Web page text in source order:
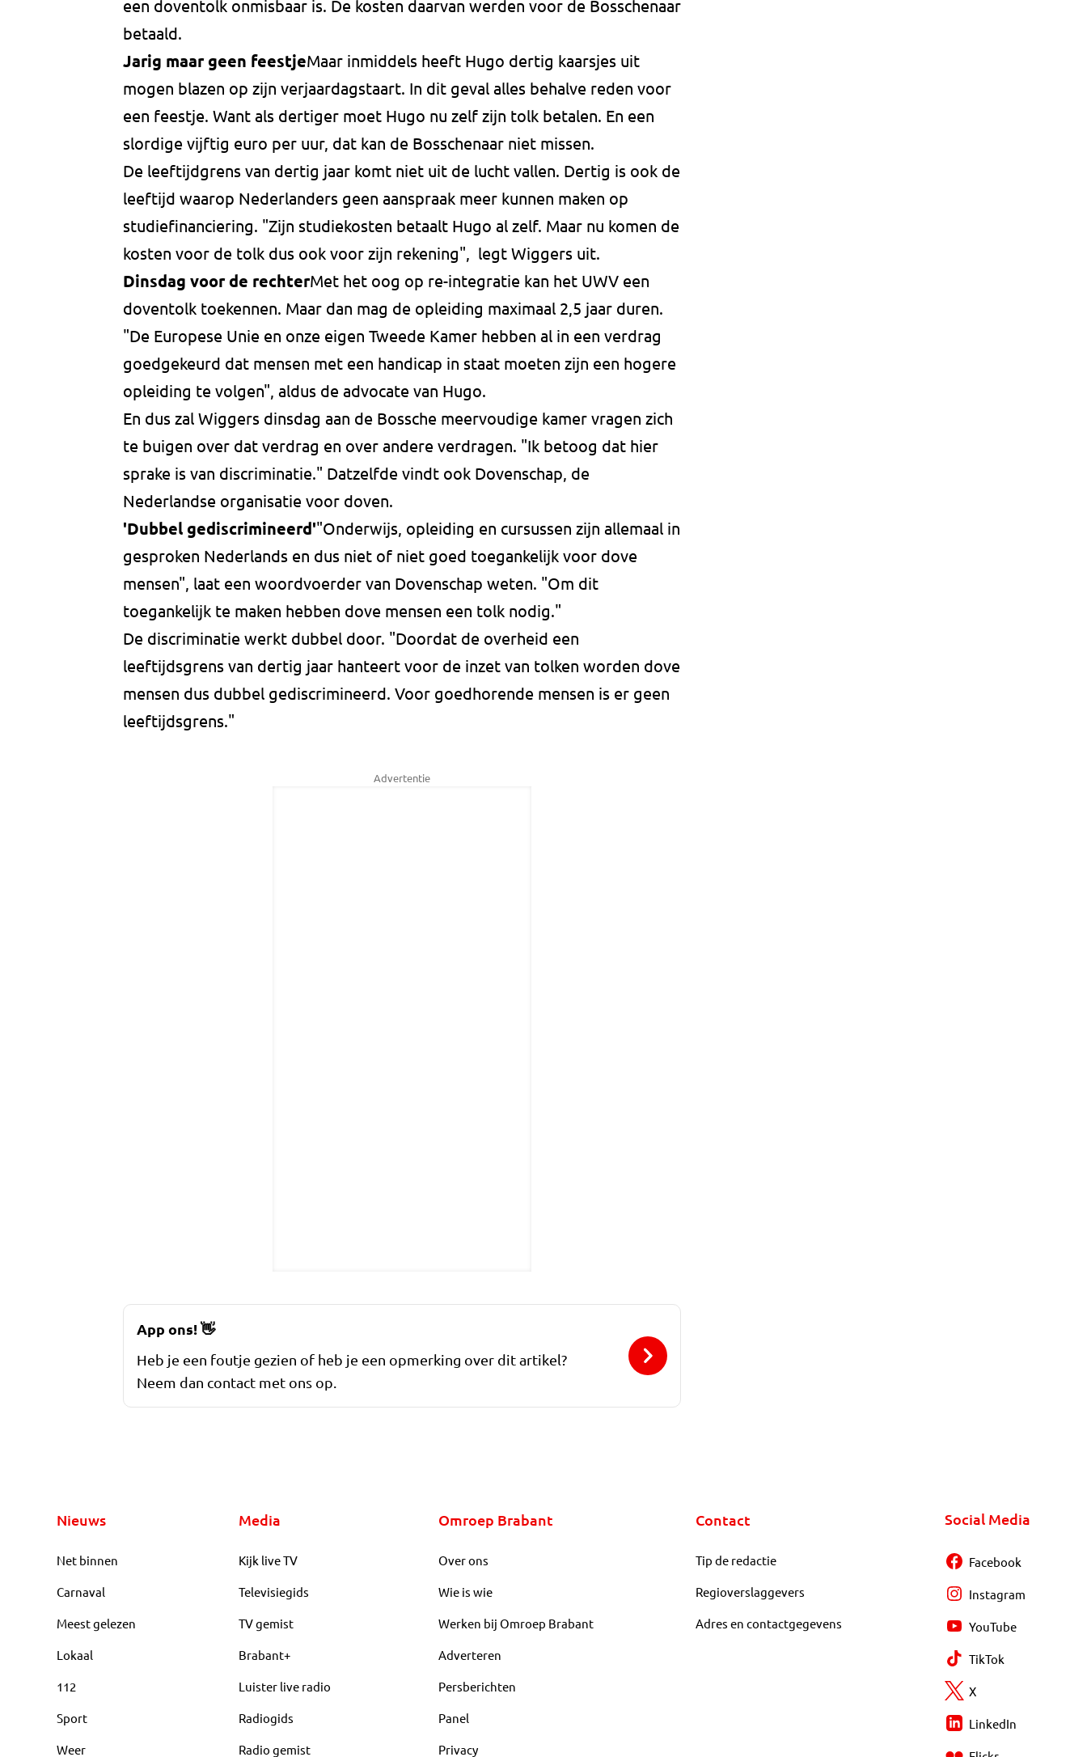
een doventolk onmisbaar is. De kosten daarvan werden voor de Bosschenaar
betaald.
Jarig maar geen feestjeMaar inmiddels heeft Hugo dertig kaarsjes uit
mogen blazen op zijn verjaardagstaart. In dit geval alles behalve reden voor
een feestje. Want als dertiger moet Hugo nu zelf zijn tolk betalen. En een
slordige vijftig euro per uur, dat kan de Bosschenaar niet missen.
De leeftijdgrens van dertig jaar komt niet uit de lucht vallen. Dertig is ook de
leeftijd waarop Nederlanders geen aanspraak meer kunnen maken op
studiefinanciering. "Zijn studiekosten betaalt Hugo al zelf. Maar nu komen de
kosten voor de tolk dus ook voor zijn rekening", legt Wiggers uit.
Dinsdag voor de rechterMet het oog op re-integratie kan het UWV een
doventolk toekennen. Maar dan mag de opleiding maximaal 2,5 jaar duren.
"De Europese Unie en onze eigen Tweede Kamer hebben al in een verdrag
goedgekeurd dat mensen met een handicap in staat moeten zijn een hogere
opleiding te volgen", aldus de advocate van Hugo.
En dus zal Wiggers dinsdag aan de Bossche meervoudige kamer vragen zich
te buigen over dat verdrag en over andere verdragen. "Ik betoog dat hier
sprake is van discriminatie." Datzelfde vindt ook Dovenschap, de
Nederlandse organisatie voor doven.
'Dubbel gediscrimineerd'"Onderwijs, opleiding en cursussen zijn allemaal in
gesproken Nederlands en dus niet of niet goed toegankelijk voor dove
mensen", laat een woordvoerder van Dovenschap weten. "Om dit
toegankelijk te maken hebben dove mensen een tolk nodig."
De discriminatie werkt dubbel door. "Doordat de overheid een
leeftijdsgrens van dertig jaar hanteert voor de inzet van tolken worden dove
mensen dus dubbel gediscrimineerd. Voor goedhorende mensen is er geen
leeftijdsgrens."
Advertentie
App ons!👋
Heb je een foutje gezien of heb je een opmerking over dit artikel?
Neem dan contact met ons op.
Nieuws
Net binnen
Carnaval
Meest gelezen
Lokaal
112
Sport
Weer
Media
Kijk live TV
Televisiegids
TV gemist
Brabant+
Luister live radio
Radiogids
Radio gemist
Omroep Brabant
Over ons
Wie is wie
Werken bij Omroep Brabant
Adverteren
Persberichten
Panel
Privacy
Contact
Tip de redactie
Regioverslaggevers
Adres en contactgegevens
Social Media
Facebook
Instagram
YouTube
TikTok
X
LinkedIn